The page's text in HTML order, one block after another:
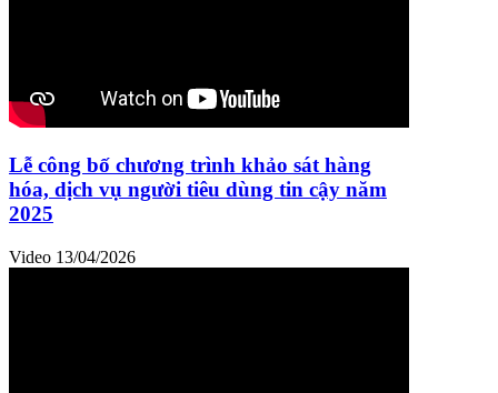
Lễ công bố chương trình khảo sát hàng
hóa, dịch vụ người tiêu dùng tin cậy năm
2025
Video 13/04/2026